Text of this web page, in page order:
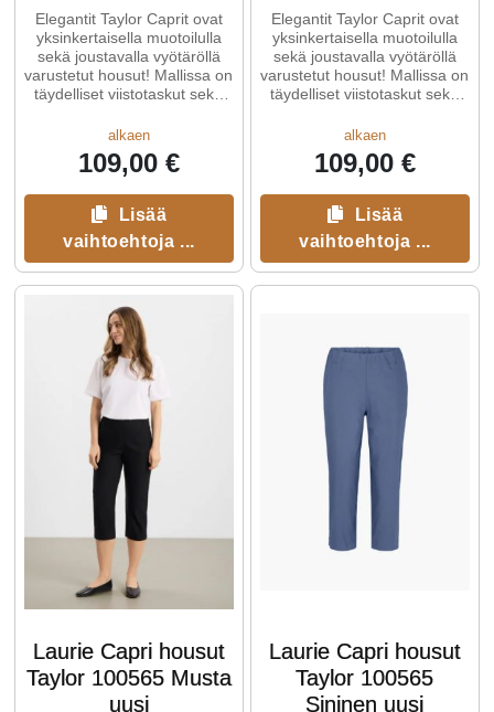
Elegantit Taylor Caprit ovat
yksinkertaisella muotoilulla
sekä joustavalla vyötäröllä
varustetut housut! Mallissa on
täydelliset viistotaskut sekä
alkaen
109,00 €
Lisää
vaihtoehtoja ...
Elegantit Taylor Caprit ovat
yksinkertaisella muotoilulla
sekä joustavalla vyötäröllä
varustetut housut! Mallissa on
täydelliset viistotaskut sekä
alkaen
109,00 €
Lisää
vaihtoehtoja ...
Laurie Capri housut
Taylor 100565 Musta
uusi
Laurie Capri housut
Taylor 100565
Sininen uusi